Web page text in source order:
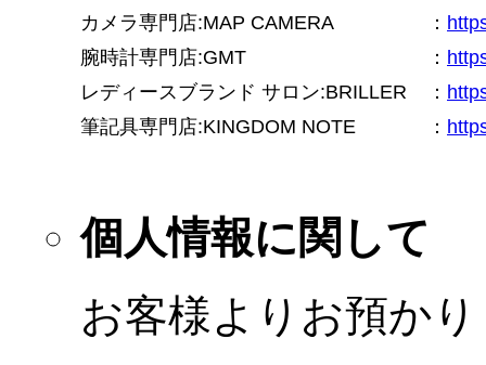
カメラ専門店:MAP CAMERA ：
腕時計専門店:GMT
：
レディースブランド サロン:BRILLER
：
筆記具専門店:KINGDOM NOTE
：
個人情報に関して
お客様よりお預か